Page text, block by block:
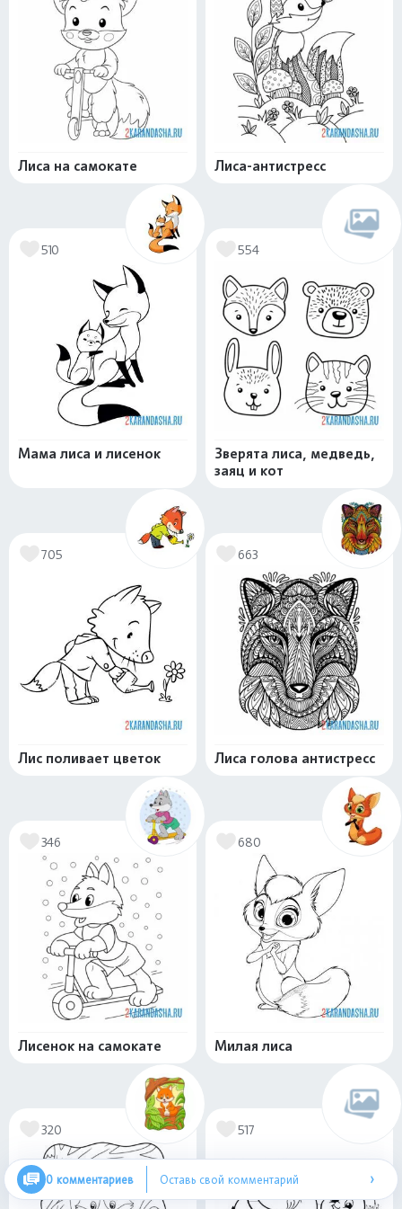
Лиса на самокате Лиса-антистресс
510
Мама лиса и лисенок
554
Зверята лиса, медведь,
заяц и кот
705
Лис поливает цветок
663
Лиса голова антистресс
346
Лисенок на самокате
680
Милая лиса
320 517
0 комментариев Оставь свой комментарий ›